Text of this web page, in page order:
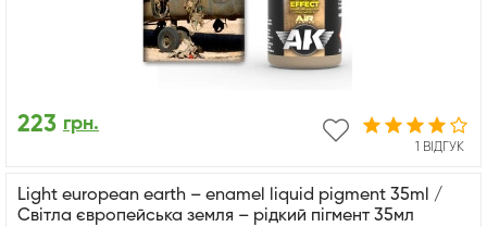
1 ВІДГУК
223 грн.
Light european earth – enamel liquid pigment 35ml /
Світла європейська земля – рідкий пігмент 35мл